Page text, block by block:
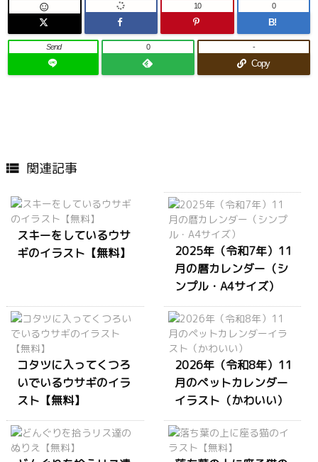
 10
B!
0
Send 0
Copy
-
 関連記事
スキーをしているウサ
ギのイラスト【無料】
2025年（令和7年）11
月の暦カレンダー（シ
ンプル・A4サイズ）
コタツに入ってくつろ
いでいるウサギのイラ
スト【無料】
2026年（令和8年）11
月のペットカレンダー
イラスト（かわいい）